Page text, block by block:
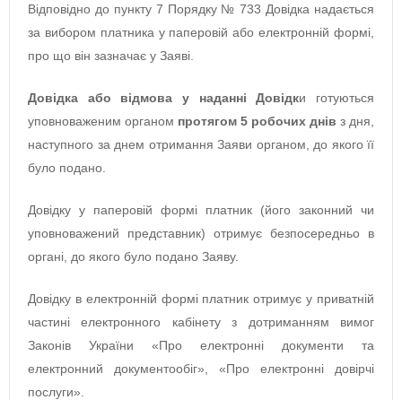
Відповідно до пункту 7 Порядку № 733 Довідка надається
за вибором платника у паперовій або електронній формі,
про що він зазначає у Заяві.
Довідка або відмова у наданні Довідки готуються
уповноваженим органом протягом 5 робочих днів з дня,
наступного за днем отримання Заяви органом, до якого її
було подано.
Довідку у паперовій формі платник (його законний чи
уповноважений представник) отримує безпосередньо в
органі, до якого було подано Заяву.
Довідку в електронній формі платник отримує у приватній
частині електронного кабінету з дотриманням вимог
Законів України «Про електронні документи та
електронний документообіг», «Про електронні довірчі
послуги».